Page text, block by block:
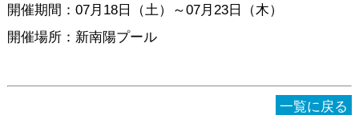
開催期間：07月18日（土）～07月23日（木）
開催場所：新南陽プール
一覧に戻る